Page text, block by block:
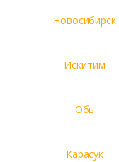
Новосибирск
Искитим
Обь
Карасук